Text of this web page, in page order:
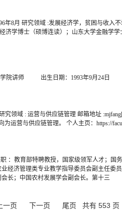
8月 研究领域 :发展经济学，贫困与收入不
学博士（硕博连读）；山东大学金融学
生日期：1993年9月24日 电子邮
领域 : 运营与供应链管理 邮箱地址
运营与供应链管理。 个人主页：https://
：教育部特聘教授，国家级领军人才；国
经济管理类专业教学指导委员会副主任委
长；中国农村发展学会副会长。第十三
上一页 下一页 尾页 共有 553